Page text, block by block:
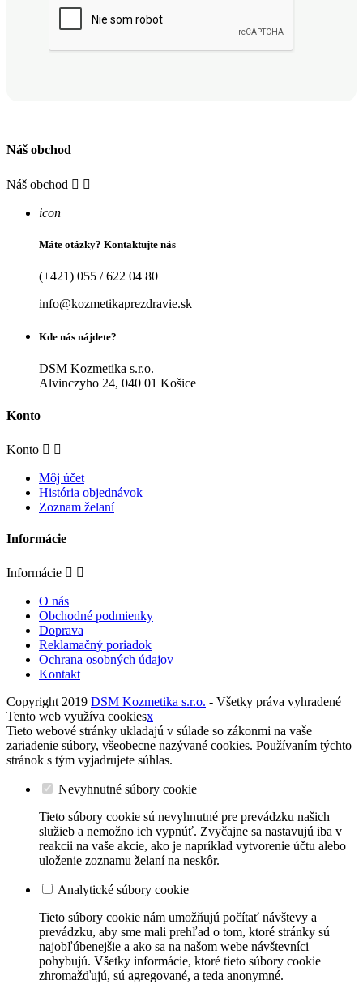
Náš obchod
Náš obchod  
icon
Máte otázky? Kontaktujte nás
(+421) 055 / 622 04 80
info@kozmetikaprezdravie.sk
Kde nás nájdete?
DSM Kozmetika s.r.o.
Alvinczyho 24, 040 01 Košice
Konto
Konto  
Môj účet
História objednávok
Zoznam želaní
Informácie
Informácie  
O nás
Obchodné podmienky
Doprava
Reklamačný poriadok
Ochrana osobných údajov
Kontakt
Copyright 2019 DSM Kozmetika s.r.o. - Všetky práva vyhradené
Tento web využíva cookiesx
Tieto webové stránky ukladajú v súlade so zákonmi na vaše
zariadenie súbory, všeobecne nazývané cookies. Používaním týchto
stránok s tým vyjadrujete súhlas.
Nevyhnutné súbory cookie
Tieto súbory cookie sú nevyhnutné pre prevádzku našich
služieb a nemožno ich vypnúť. Zvyčajne sa nastavujú iba v
reakcii na vaše akcie, ako je napríklad vytvorenie účtu alebo
uloženie zoznamu želaní na neskôr.
Analytické súbory cookie
Tieto súbory cookie nám umožňujú počítať návštevy a
prevádzku, aby sme mali prehľad o tom, ktoré stránky sú
najobľúbenejšie a ako sa na našom webe návštevníci
pohybujú. Všetky informácie, ktoré tieto súbory cookie
zhromažďujú, sú agregované, a teda anonymné.